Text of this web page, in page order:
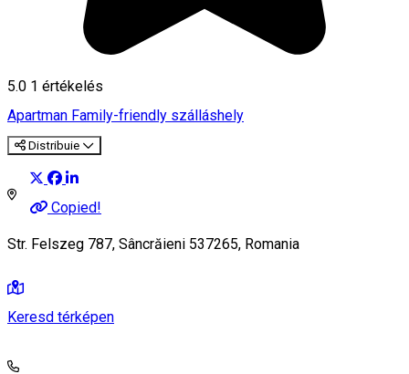
5.0 1 értékelés
Apartman Family-friendly szálláshely
Distribuie
Copied!
Str. Felszeg 787, Sâncrăieni 537265, Romania
Keresd térképen